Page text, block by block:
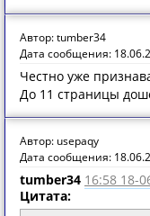
Автор: tumber34
Дата сообщения:
Честно уже
До 11 страницы
Автор: usepaqy
Дата сообщения:
tumber34 16:58 18-
Цитата: